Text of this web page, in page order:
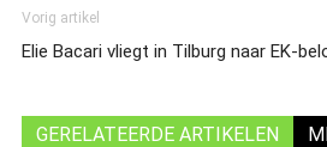
Vorig artikel
Elie Bacari vliegt in Tilburg naar EK-
GERELATEERDE ARTIKELEN